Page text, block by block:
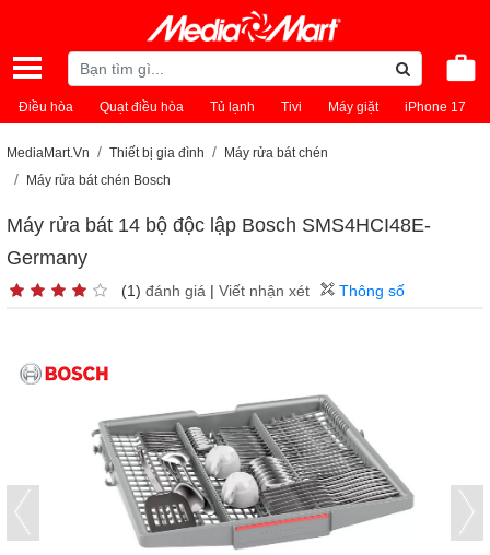
Điều hòa Quạt điều hòa Tủ lạnh Tivi Máy giặt iPhone 17
MediaMart.Vn Thiết bị gia đình
Máy rửa bát chén
Máy rửa bát chén Bosch
Máy rửa bát 14 bộ độc lập Bosch SMS4HCI48E-
Germany
(1) đánh giá | Viết nhận xét Thông số